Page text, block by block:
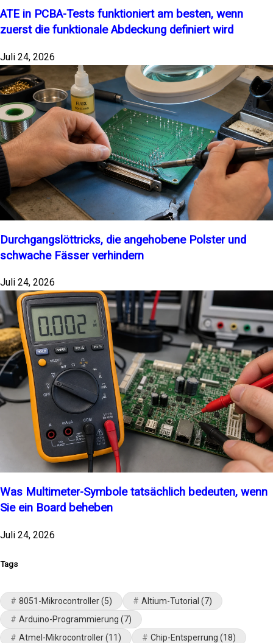
ATE in PCBA-Tests funktioniert am besten, wenn
zuerst die funktionale Abdeckung definiert wird
Juli 24, 2026
Durchgangslöttricks, die angehobene Polster und
schwache Fässer verhindern
Juli 24, 2026
Was Multimeter-Symbole tatsächlich bedeuten, wenn
Sie ein Board beheben
Juli 24, 2026
Tags
8051-Mikrocontroller(5) Altium-Tutorial (7)
Arduino-Programmierung (7)
Atmel-Mikrocontroller(11) Chip-Entsperrung (18)